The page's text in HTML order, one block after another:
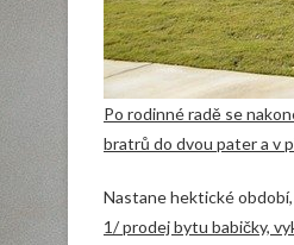
Po rodinné radě se
bratrů do dvou pater a v
Nastane hektické
1/ prodej bytu babičky,